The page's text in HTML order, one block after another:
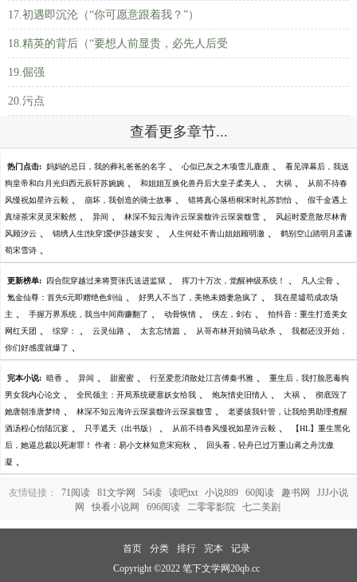
17.初遇即沉沦（“你可愿意跟着我？”）
18.精英的背后（“要想人前显贵，必先人后受
19.倔强
20.污点
查看更多章节...
热门点击: 妈妈的忌日，我的葬礼爸爸的名字 、 心似已灰之木项雪儿鹿鹿 、 看见弹幕后，我送
狗皇帝和白月光归西元辰轩苏婉婉 、 和姐姐互换化兽丹后大皇子柔美人 、 大祸 、 从前不待春
风慢祝如星许云毅 、 崩坏，我创造的骑士故事 、 错将真心落梧桐宋时礼苏韵怡 、 假千金遇上
真绿茶宋灵灵宋毅然 、 异间 、 林深不知云海许云琛裴馥许云琛裴馥雪 、 风起时爱意散尽林青
风顾汐云 、 锦绣人生[快穿]爱伊莎越安安 、 人生何处不青山姐姐顾明澈 、 鹤别空山踏明月孟谦
荀宋雪诗 、
更新榜单: 四合院穿越过来将贾张氏送进监狱 、 挥刀十万次，觉醒神级系统！ 、 凡人尘骨 、
氪金仙尊：首先6元即赠绝色剑仙 、 好男人不当了，美艳未婚妻急疯了 、 我在星墟苟成农场
主 、 手握万界系统，我当中间商赚翻了 、 动骨恢情 、 侠左，剑右 、 拍抖音：重生打造美女
网红天团 、 综穿： 、 云灵仙路 、 太玄忘情篇 、 从哥布林开始骑马砍杀 、 我都还没开始，
你们好感度就爆了 、
完本小说: 暗香 、 异间 、 甜蜜蜜 、 行至爱意消散处江言傅秦书雅 、 重生后，我打脸恶毒狗
男女我内心论文 、 全民领主：开局系统硬塞妖女给我 、 炮灰情史旧情人 、 大祸 、 彻底毁了
她唐朝淮唐梦绮 、 林深不知云海许云琛裴馥许云琛裴馥雪 、 老婆拔我针管，让我给男助理煮醒
酒汤程心怡陆沉宴 、 只手遮天（出书版） 、 从前不待春风慢祝如星许云毅 、 【HL】重生黑化
后，她逼总裁以死谢罪！ 作者：易小文林知意宋宛秋 、 回头看，轻舟已过万重山蒋之舟沈傲
凝 、
友情链接： 71阅读 81文学网 54读 读吧txt 小说889 60阅读 趣书网
JJJ小说
网
快看小说网 696阅读 二零零影院 七二美剧
首页 分类 排行 完本
记录
Copyright ©2022 笔下文学网20qb.cc